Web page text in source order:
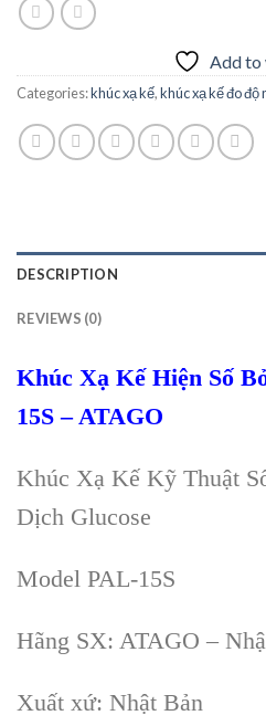
Add to
Categories:khúc xạ kế,khúc xạ kế đo độ
DESCRIPTION
REVIEWS (0)
Khúc Xạ Kế Hiện Số
15S – ATAGO
Khúc Xạ Kế Kỹ Thuật
Dịch Glucose
Model PAL-15S
Hãng SX: ATAGO –
Xuất xứ: Nhật Bản